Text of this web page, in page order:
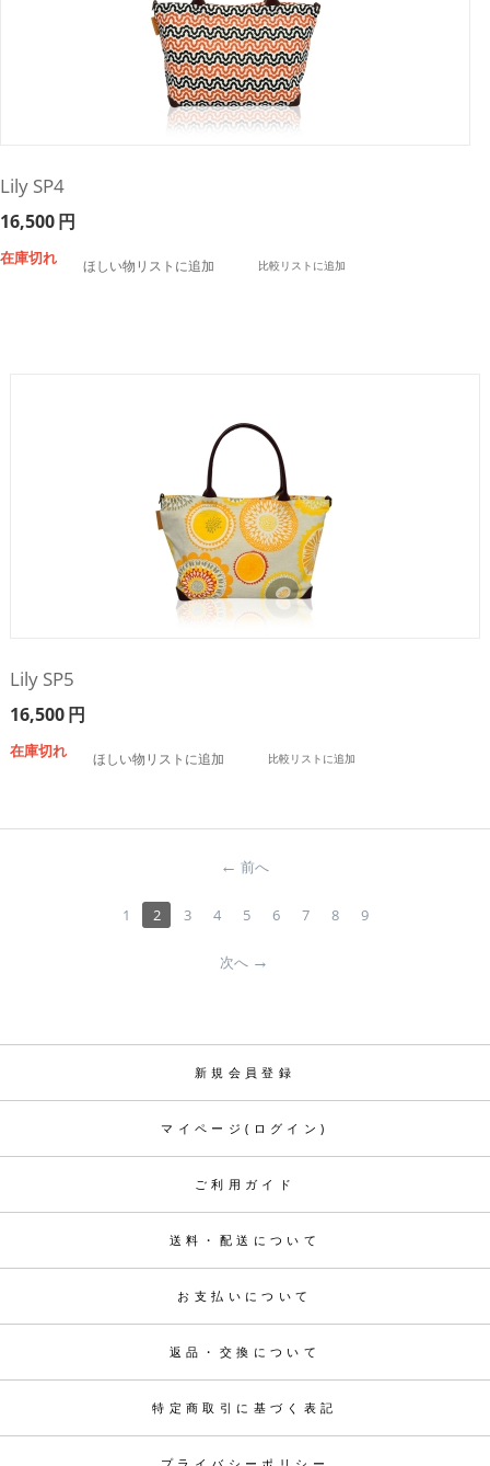
Lily SP4
16,500円
在庫切れ ほしい物リストに追加 比較リストに追加
Lily SP5
16,500円
在庫切れ ほしい物リストに追加 比較リストに追加
前へ
1 2 3 4 5 6 7 8 9
次へ
新規会員登録
マイページ(ログイン)
ご利用ガイド
送料・配送について
お支払いについて
返品・交換について
特定商取引に基づく表記